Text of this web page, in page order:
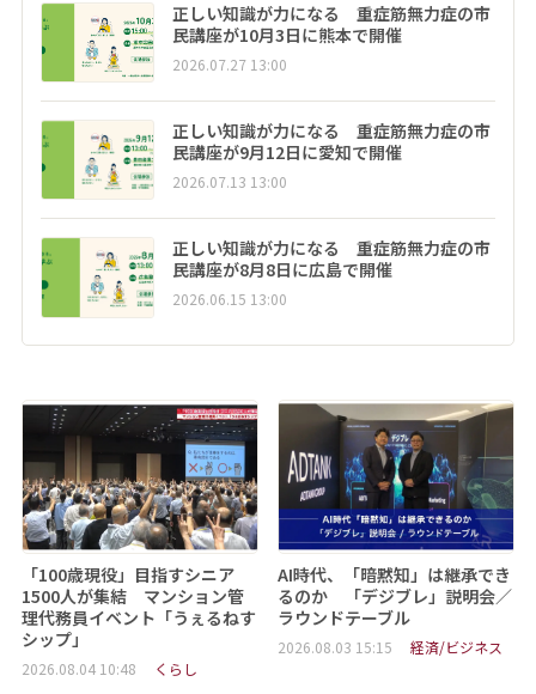
正しい知識が力になる 重症筋無力症の市
民講座が10月3日に熊本で開催
2026.07.27 13:00
正しい知識が力になる 重症筋無力症の市
民講座が9月12日に愛知で開催
2026.07.13 13:00
正しい知識が力になる 重症筋無力症の市
民講座が8月8日に広島で開催
2026.06.15 13:00
「100歳現役」目指すシニア
1500人が集結 マンション管
理代務員イベント「うぇるねす
シップ」
2026.08.04 10:48 くらし
AI時代、「暗黙知」は継承でき
るのか 「デジブレ」説明会／
ラウンドテーブル
2026.08.03 15:15 経済/ビジネス